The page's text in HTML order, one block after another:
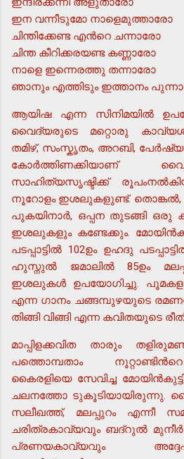
ഇന വന്നീടുമോ നാളെമുത്താരോ
ചിന്തിക്കേണ്ട എന്‍റെ ചന്നാരോ
ചിന്ത കീറിക്കരയണ്ട കണ്ണാരോ
നാളെ ഇന്നെരത്തു തന്നാരോ
ഞാനും എത്തിടും ഇത്താനം
ആയിഷ എന്ന സിനിമയില്‍
വൈദ്യരുടെ മറ്റൊരു
തമിഴ്, സംസ്കൃതം, അറബി,
കോര്‍ത്തിണക്കിയാണ്
സാഹിത്യസൃഷ്ടിക്ക്
നൂറോളം ഇശലുകളുണ്ട്. തൊങ്കല്‍,
പുകയിനാര്‍, ഒപ്പന തുടങ്ങി ഒരു
ഇശലുകളും കണ്ടേക്കും.
പടപ്പാട്ടില്‍ 102ഉം ഉഹദു
ഹുസ്നുല്‍ ജമാലില്‍ 85ഉം
ഇശലുകള്‍ ഉപയോഗിച്ചു.
എന്ന ഗാനം ചങ്ങമ്പുഴയുടെ
തിങ്ങി വിങ്ങി എന്ന കവിതയുടെ
മാപ്പിളക്കവിത താരും
പത്തൊമ്പതാം
കൈരളിയെ സേവിച്ച
ചലനത്തോ ടുകൂടിയായിരുന്നു.
സലീഖത്ത്, മലപ്പുറം എന്നീ
ചരിത്രകാവ്യവും ബദ്റുല്‍
പ്രണയകാവ്യവും